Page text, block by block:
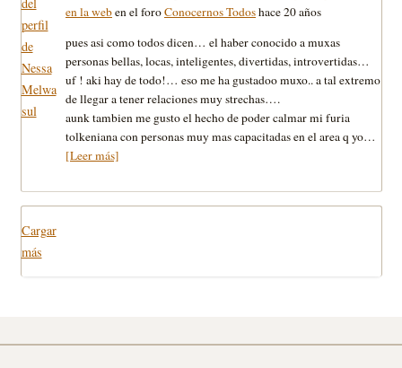
en la weben el foroConocernos Todoshace 20 años
pues asi como todos dicen… el haber conocido a muxas
personas bellas, locas, inteligentes, divertidas, introvertidas…
uf ! aki hay de todo!… eso me ha gustadoo muxo.. a tal extremo
de llegar a tener relaciones muy strechas….
aunk tambien me gusto el hecho de poder calmar mi furia
tolkeniana con personas muy mas capacitadas en el area q yo…
[Leer más]
Cargar
más